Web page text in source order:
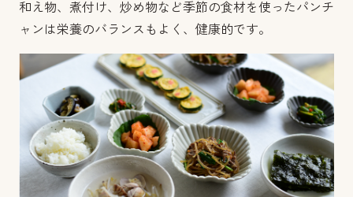
和え物、煮付け、炒め物など季節の食材を使ったパンチ
ャンは栄養のバランスもよく、健康的です。